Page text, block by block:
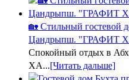
🏡 Стильный гостевой
Цандрыпш. "ГРАФИТ
Спокойный отдых в
ХА...[Читать дальше]